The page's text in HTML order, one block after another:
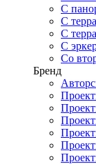
С
С
С
С
Со
Бренд